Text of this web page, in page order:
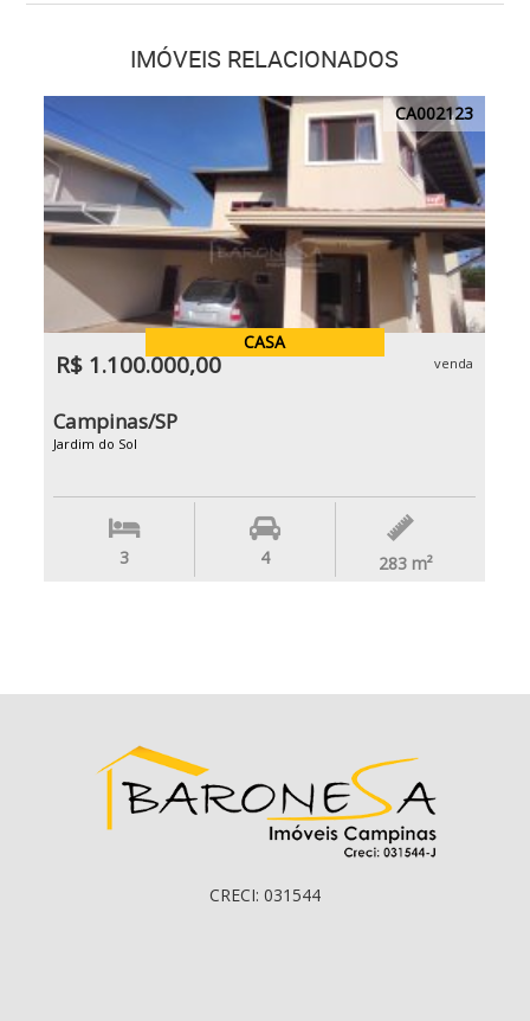
IMÓVEIS RELACIONADOS
CA002123
CASA
R$ 1.100.000,00 venda
Campinas/SP
Jardim do Sol
3 4 283 m²
CRECI: 031544